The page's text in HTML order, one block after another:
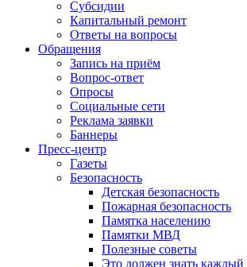
Субсидии
Капитальный ремонт
Ответы на вопросы
Обращения
Запись на приём
Вопрос-ответ
Опросы
Социальные сети
Реклама заявки
Баннеры
Пресс-центр
Газеты
Безопасность
Детская безопасность
Пожарная безопасность
Памятка населению
Памятки МВД
Полезные советы
Это должен знать каждый